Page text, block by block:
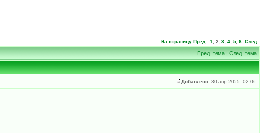
На страницу Пред. 1 2 3 4 5 6 След.
Пред. тема|След. тема
Добавлено: 30 апр 2025, 02:06